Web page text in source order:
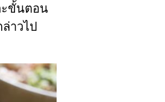
ะขั้นตอน
าวไป